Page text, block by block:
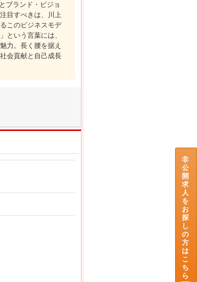
ブランド・ビジョ
目すべきは、川上
このビジネスモデ
という言葉には、
力。長く腰を据え
会貢献と自己成長
非
公
開
求
人
を
お
探
し
の
方
は
こ
ち
ら